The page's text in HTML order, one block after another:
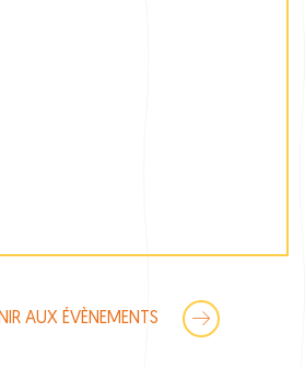
AUX ÉVÈNEMENTS